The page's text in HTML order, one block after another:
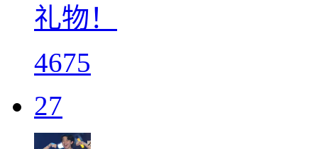
礼物！
4675
27